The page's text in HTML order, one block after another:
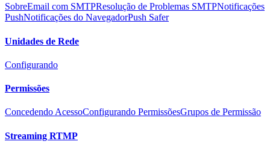
SobreEmail com SMTPResolução de Problemas SMTPNotificações
PushNotificações do NavegadorPush Safer
Unidades de Rede
Configurando
Permissões
Concedendo AcessoConfigurando PermissõesGrupos de Permissão
Streaming RTMP